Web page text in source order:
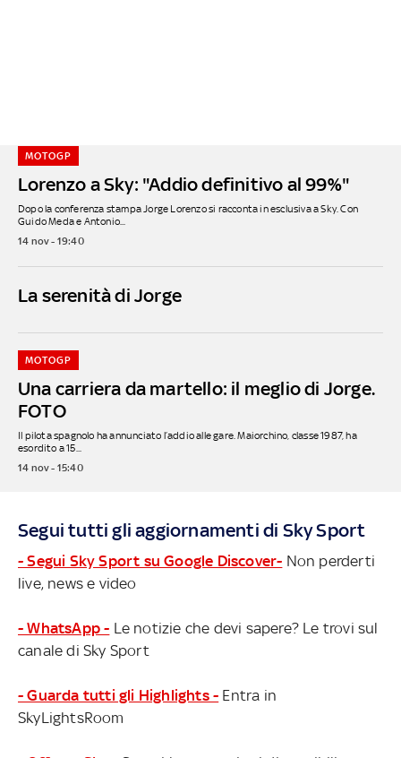
Lorenzo a Sky: "Addio definitivo al 99%"
MOTOGP
Dopo la conferenza stampa Jorge Lorenzo si racconta in esclusiva a Sky. Con
Guido Meda e Antonio...
14 nov - 19:40
La serenità di Jorge
Una carriera da martello: il meglio di Jorge.
FOTO
MOTOGP
Il pilota spagnolo ha annunciato l’addio alle gare. Maiorchino, classe 1987, ha
esordito a 15...
14 nov - 15:40
Segui tutti gli aggiornamenti di Sky Sport
- Segui Sky Sport su Google Discover- Non perderti
live, news e video
- WhatsApp - Le notizie che devi sapere? Le trovi sul
canale di Sky Sport
- Guarda tutti gli Highlights - Entra in
SkyLightsRoom